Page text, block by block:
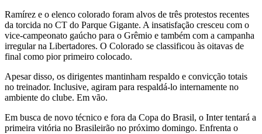
Ramírez e o elenco colorado foram alvos de três protestos recentes
da torcida no CT do Parque Gigante. A insatisfação cresceu com o
vice-campeonato gaúcho para o Grêmio e também com a campanha
irregular na Libertadores. O Colorado se classificou às oitavas de
final como pior primeiro colocado.
Apesar disso, os dirigentes mantinham respaldo e convicção totais
no treinador. Inclusive, agiram para respaldá-lo internamente no
ambiente do clube. Em vão.
Em busca de novo técnico e fora da Copa do Brasil, o Inter tentará a
primeira vitória no Brasileirão no próximo domingo. Enfrenta o